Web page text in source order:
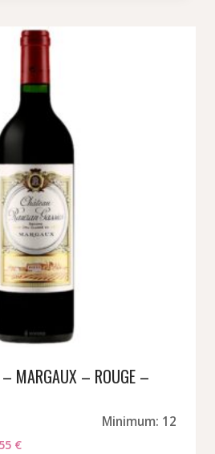
– MARGAUX – ROUGE –
Minimum: 12
€